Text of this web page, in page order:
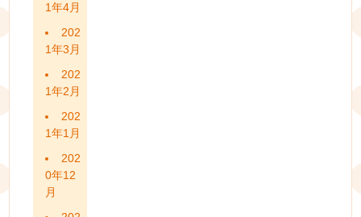
1年4月
202
1年3月
202
1年2月
202
1年1月
202
0年12
月